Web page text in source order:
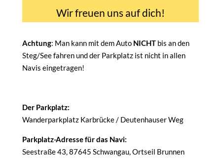
Wir freuen uns auf dich!
Achtung: Man kann mit dem Auto NICHT bis an den
Steg/See fahren und der Parkplatz ist nicht in allen
Navis eingetragen!
Der Parkplatz:
Wanderparkplatz Karbrücke / Deutenhauser Weg
Parkplatz-Adresse für das Navi:
Seestraße 43, 87645 Schwangau, Ortseil Brunnen